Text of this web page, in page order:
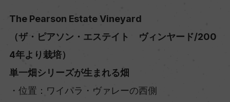
The Pearson Estate Vineyard
（ザ・ピアソン・エステイト ヴィンヤード/200
4年より栽培）
単一畑シリーズが生まれる畑
・位置：ワイパラ・ヴァレーの西側